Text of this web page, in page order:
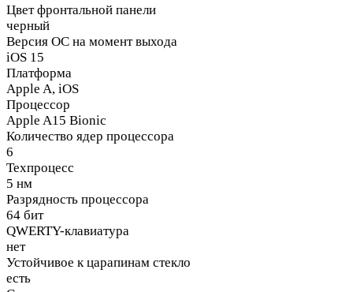
Цвет фронтальной панели
черный
Версия ОС на момент выхода
iOS 15
Платформа
Apple A, iOS
Процессор
Apple A15 Bionic
Количество ядер процессора
6
Техпроцесс
5 нм
Разрядность процессора
64 бит
QWERTY-клавиатура
нет
Устойчивое к царапинам стекло
есть